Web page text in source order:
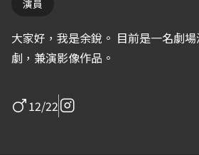
演員
大家好，我是余銳。 目前是一名劇
劇，兼演影像作品。
12/22